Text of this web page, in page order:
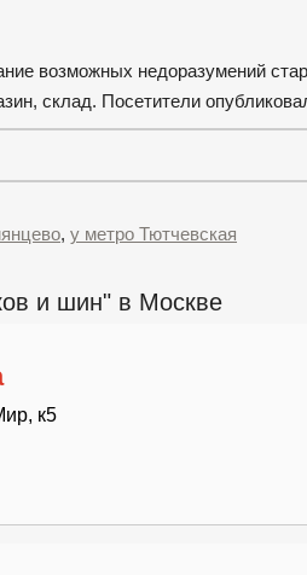
возможных недоразумений
склад. Посетители
, у метро Тютчевская
и шин" в Москве
к5